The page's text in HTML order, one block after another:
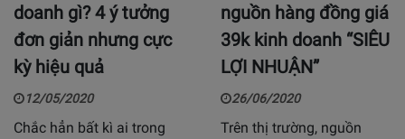
doanh gì? 4 ý tưởng
đơn giản nhưng cực
kỳ hiệu quả
12/05/2020
Chắc hẳn bất kì ai trong
nguồn hàng đồng giá
39k kinh doanh “SIÊU
LỢI NHUẬN”
26/06/2020
Trên thị trường, nguồn